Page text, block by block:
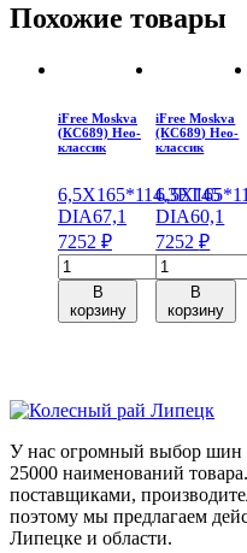
Похожие товары
iFree Moskva
(КС689) Нео-
классик
6,5X165*114,3ET45
DIA67,1
7252 ₽
Количество
товара
iFree
Moskva
6,5*16/5*114,3
DIA67,1
В
корзину
iFree Moskva
(КС689) Нео-
классик
6,5X16
DIA60,1
7252₽
Количество
товара
iFree
Moskva
6,5*16/
DIA60,1
В
корзину
У нас огромный выбор шин
25000 наименований
поставщиками,
поэтому мы предлагаем
Липецке и области.